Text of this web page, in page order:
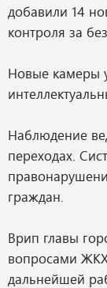
добавили 14
контроля за
Новые камеры
Наблюдение
переходах.
граждан.
Врип главы
вопросами ЖКХ
дальнейшей